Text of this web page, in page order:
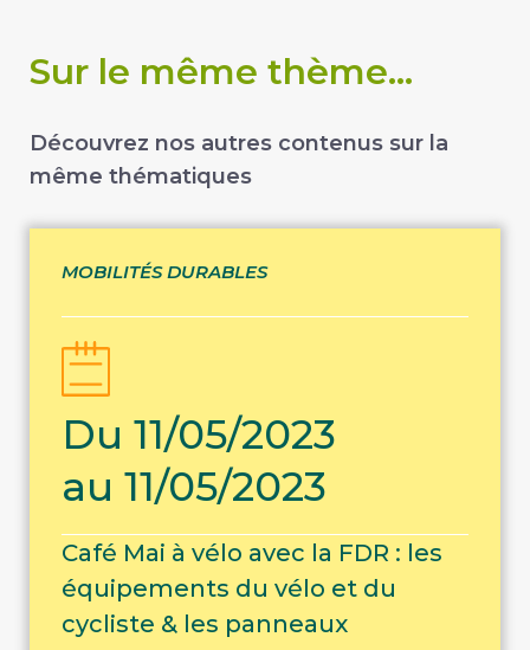
Sur le même thème...
Découvrez nos autres contenus sur la
même thématiques
MOBILITÉS DURABLES
Du 11/05/2023
au 11/05/2023
Café Mai à vélo avec la FDR : les
équipements du vélo et du
cycliste & les panneaux